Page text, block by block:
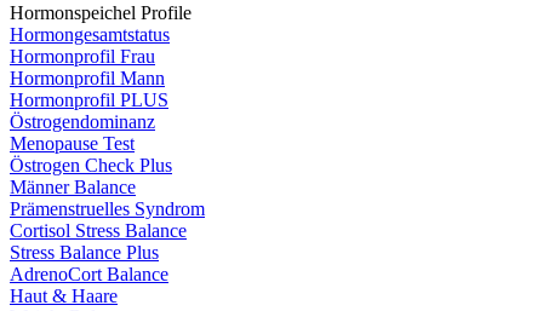
Hormonspeichel Profile
Hormongesamtstatus
Hormonprofil Frau
Hormonprofil Mann
Hormonprofil PLUS
Östrogendominanz
Menopause Test
Östrogen Check Plus
Männer Balance
Prämenstruelles Syndrom
Cortisol Stress Balance
Stress Balance Plus
AdrenoCort Balance
Haut & Haare